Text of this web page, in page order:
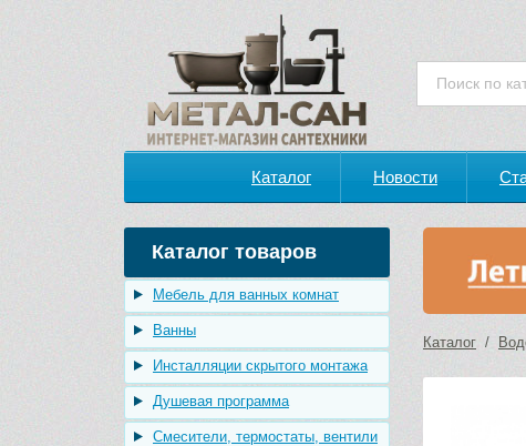
Каталог Новости
Каталог товаров
Мебель для ванных комнат
Ванны
Инсталляции скрытого монтажа
Душевая программа
Смесители, термостаты, вентили
Каталог /